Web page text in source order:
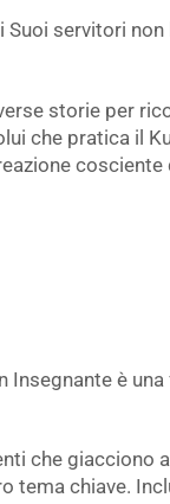
Suoi servitori
storie per
che pratica il
cosciente
Insegnante è
che giacciono
tema chiave.